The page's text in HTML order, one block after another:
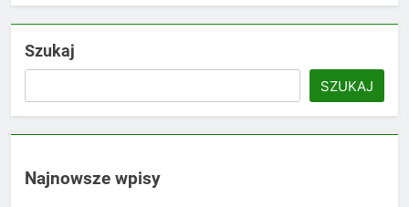
Szukaj
SZUKAJ
Najnowsze wpisy